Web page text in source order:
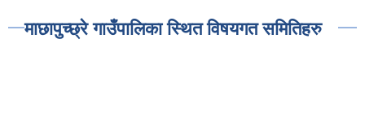
माछापुच्छ्रे गाउँपालिका स्थित विषयगत समितिहरु